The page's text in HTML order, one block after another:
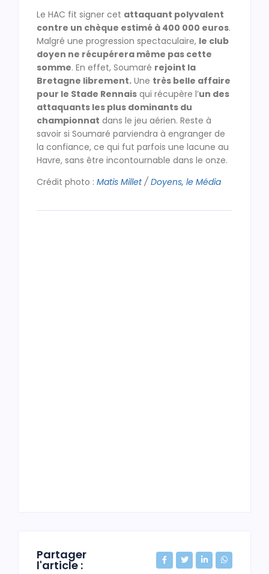
Le HAC fit signer cet attaquant polyvalent
contre un chèque estimé à 400 000 euros.
Malgré une progression spectaculaire, le club
doyen ne récupérera même pas cette
somme. En effet, Soumaré rejoint la
Bretagne librement. Une très belle affaire
pour le Stade Rennais qui récupère l’un des
attaquants les plus dominants du
championnat dans le jeu aérien. Reste à
savoir si Soumaré parviendra à engranger de
la confiance, ce qui fut parfois une lacune au
Havre, sans être incontournable dans le onze.
Crédit photo : Matis Millet/ Doyens, le Média
Partager
l'article :